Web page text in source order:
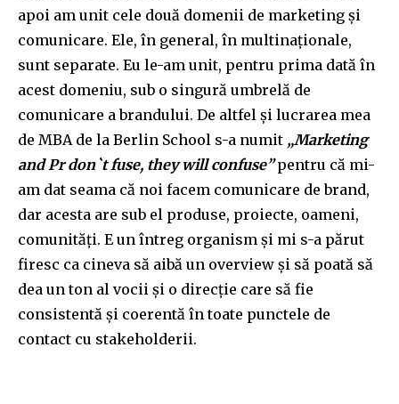
apoi am unit cele două domenii de marketing și
comunicare. Ele, în general, în multinaționale,
sunt separate. Eu le-am unit, pentru prima dată în
acest domeniu, sub o singură umbrelă de
comunicare a brandului. De altfel și lucrarea mea
de MBA de la Berlin School s-a numit „Marketing
and Pr don`t fuse, they will confuse” pentru că mi-
am dat seama că noi facem comunicare de brand,
dar acesta are sub el produse, proiecte, oameni,
comunități. E un întreg organism și mi s-a părut
firesc ca cineva să aibă un overview și să poată să
dea un ton al vocii și o direcție care să fie
consistentă și coerentă în toate punctele de
contact cu stakeholderii.